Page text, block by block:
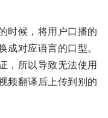
时候，将用户口播的
成对应语言的口型。
，所以导致无法使用
频翻译后上传到别的